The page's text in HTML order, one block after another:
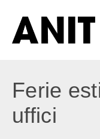
Ferie
uffici